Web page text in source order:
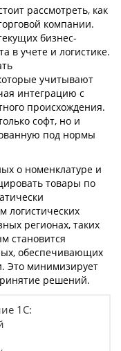
рассмотреть, как
компании.
бизнес-
в учете и логистике.
учитывают
интеграцию с
происхождения.
софт, но и
под нормы
о номенклатуре и
товары по
логистических
регионах, таких
становится
обеспечивающих
Это минимизирует
решений.
1С: